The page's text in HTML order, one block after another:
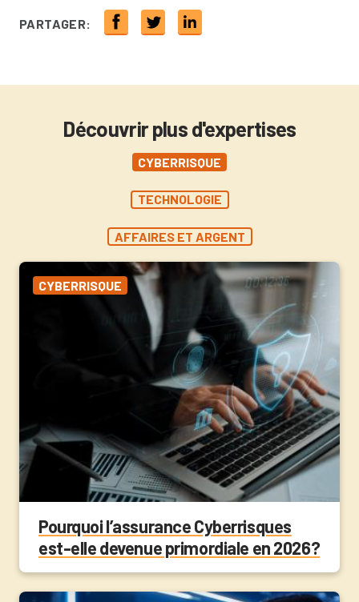
PARTAGER:
Découvrir plus d'expertises
CYBERRISQUE
TECHNOLOGIE
AFFAIRES ET ARGENT
CYBERRISQUE
Pourquoi l’assurance Cyberrisques
est-elle devenue primordiale en 2026?